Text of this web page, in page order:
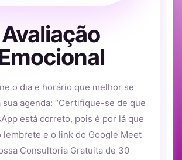
Avaliação
o dia e horário que melhor se
sua agenda: “Certifique-se de que
está correto, pois é por lá que
lembrete e o link do Google Meet
Consultoria Gratuita de 30